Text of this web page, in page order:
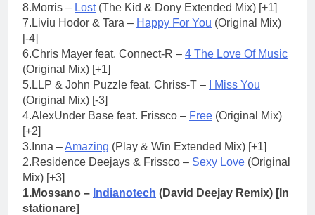
8.Morris – Lost(The Kid & Dony Extended Mix) [+1]
7.Liviu Hodor & Tara – Happy For You (Original Mix)
[-4]
6.Chris Mayer feat. Connect-R – 4 The Love Of Music
(Original Mix) [+1]
5.LLP & John Puzzle feat. Chriss-T –
I Miss You
(Original Mix) [-3]
4.AlexUnder Base feat. Frissco – Free (Original Mix)
[+2]
3.Inna –Amazing (Play & Win Extended Mix) [+1]
2.Residence Deejays & Frissco – Sexy Love (Original
Mix) [+3]
1.Mossano – Indianotech (David Deejay Remix) [In
stationare]